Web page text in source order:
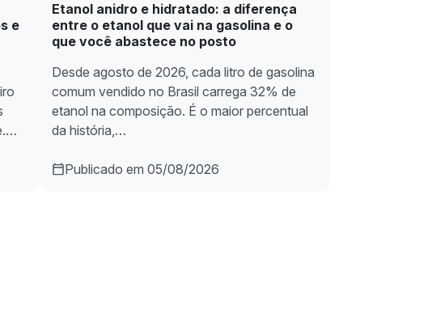
e
Etanol anidro e hidratado: a diferença
entre o etanol que vai na gasolina e o
que você abastece no posto
Desde agosto de 2026, cada litro de gasolina
comum vendido no Brasil carrega 32% de
etanol na composição. É o maior percentual
da história,…
Publicado em 05/08/2026